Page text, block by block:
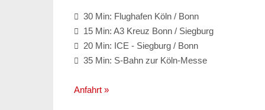
 30 Min: Flughafen Köln / Bonn
 15 Min: A3 Kreuz Bonn / Siegburg
 20 Min: ICE - Siegburg / Bonn
 35 Min: S-Bahn zur Köln-Messe
Anfahrt »